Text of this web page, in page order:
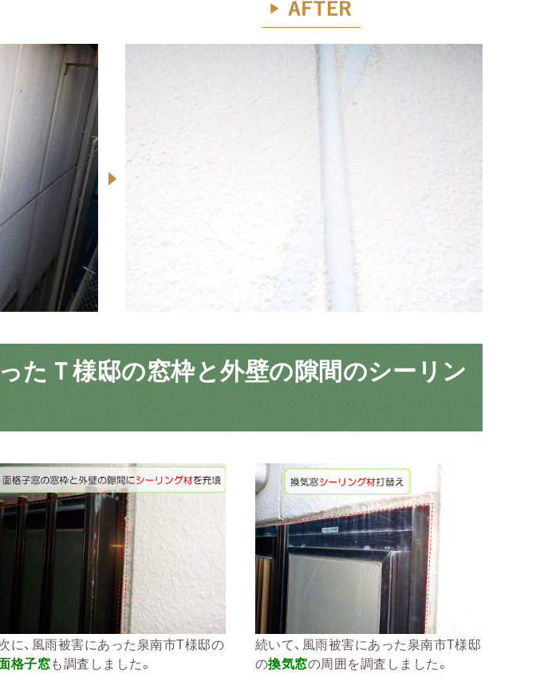
たＴ様邸の窓枠と外壁の隙間のシーリン
に、風雨被害にあった泉南市T様邸の
格子窓も調査しました。
続いて、風雨被害にあった泉南市T様邸
の換気窓の周囲を調査しました。